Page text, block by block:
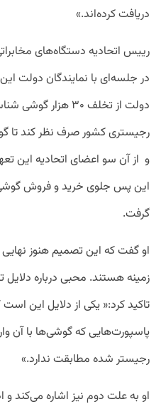
دریافت کرده‌اند.»
در جلسه‌ای با نمایندگان دولت
دولت از تخلف ۳۰
رجیستری کشور صرف نظر کند تا
و از آن سو اعضای اتحادیه این
این پس جلوی خرید و فروش گوشی
گرفت.
او گفت که این تصمیم هنوز
زمینه هستند. محبی درباره
تاکید کرد:« یکی از دلایل این
پاسپورت‌هایی که گوشی‌ها با آن
رجیستر شده مطابقت ندارد.»
او به علت دوم نیز اشاره می‌کند